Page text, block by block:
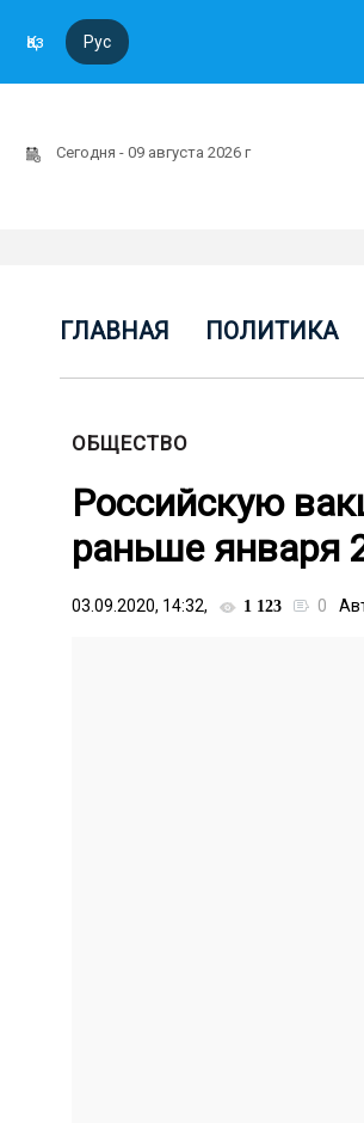
Қаз Рус
Сегодня - 09 августа 2026 г
ГЛАВНАЯ ПОЛИТИКА
ОБЩЕСТВО
Российскую
раньше января
03.09.2020, 14:32, 1 123 0